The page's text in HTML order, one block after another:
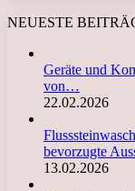
NEUESTE
Geräte und
von…
22.02.2026
bevorzugte
13.02.2026